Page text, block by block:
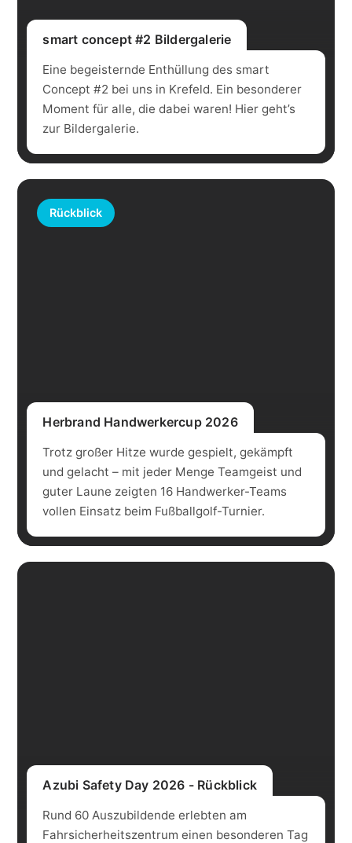
smart concept #2 Bildergalerie
Eine begeisternde Enthüllung des smart
Concept #2 bei uns in Krefeld. Ein besonderer
Moment für alle, die dabei waren! Hier geht’s
zur Bildergalerie.
Rückblick
Herbrand Handwerkercup 2026
Trotz großer Hitze wurde gespielt, gekämpft
und gelacht – mit jeder Menge Teamgeist und
guter Laune zeigten 16 Handwerker-Teams
vollen Einsatz beim Fußballgolf-Turnier.
Azubi Safety Day 2026 - Rückblick
Rund 60 Auszubildende erlebten am
Fahrsicherheitszentrum einen besonderen Tag